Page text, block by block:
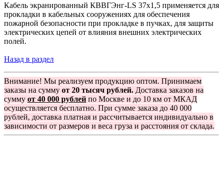
Кабель экранированный КВВГЭнг-LS 37х1,5 применяется для
прокладки в кабельных сооружениях для обеспечения
пожарной безопасности при прокладке в пучках, для защиты
электрических цепей от влияния внешних электрических
полей.
Назад в раздел
Внимание! Мы реализуем продукцию оптом. Принимаем
заказы на сумму от 20 тысяч рублей. Доставка заказов на
сумму от 40 000 рублей по Москве и до 10 км от МКАД
осуществляется бесплатно. При сумме заказа до 40 000
рублей, доставка платная и рассчитывается индивидуально в
зависимости от размеров и веса груза и расстояния от склада.